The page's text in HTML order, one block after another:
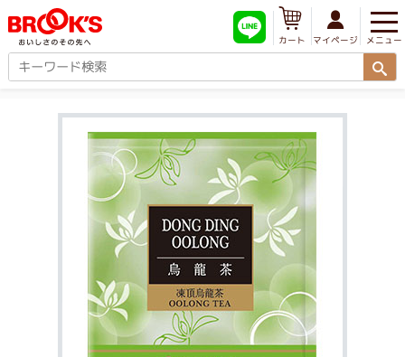
メニュー
マイページ
カート